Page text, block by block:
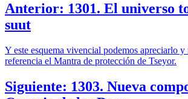
Anterior: 1301. El universo
suut
Y este esquema vivencial podemos apreciarlo
referencia el Mantra de protección de Tseyor.
Siguiente: 1303. Nueva